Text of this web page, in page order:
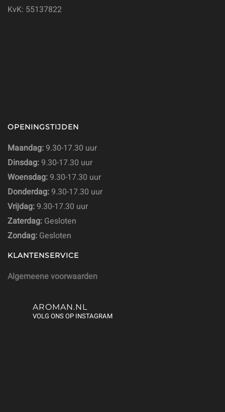
KvK: 55137822
OPENINGSTIJDEN
Maandag: 9.30-17.30 uur
Dinsdag: 9.30-17.30 uur
Woensdag: 9.30-17.30 uur
Donderdag: 9.30-17.30 uur
Vrijdag: 9.30-17.30 uur
Zaterdag: Gesloten
Zondag: Gesloten
KLANTENSERVICE
Algemeene voorwaarden
AROMAN.NL
VOLG ONS OP INSTAGRAM